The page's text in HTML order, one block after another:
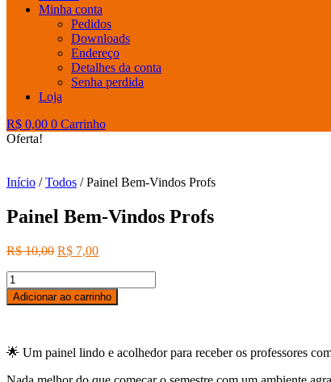
Minha conta
Pedidos
Downloads
Endereço
Detalhes da conta
Senha perdida
Loja
R$ 0,00 0 Carrinho
Oferta!
Início /Todos / Painel Bem-Vindos Profs
Painel Bem-Vindos Profs
R$10,00 O
era:
R$ 10,00.
R$ 7,00O
é:
R$ 7,00.
Painel
Bem-
Vindos
Adicionar ao carrinho
🌟 Um painel lindo e acolhedor para receber os professores